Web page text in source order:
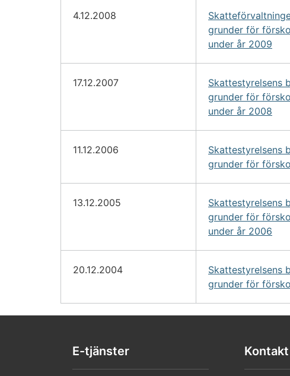
4.12.2008
grunder för
under år 2009
17.12.2007
Skattestyrelsens
grunder för
under år 2008
11.12.2006
Skattestyrelsens
grunder för
13.12.2005
Skattestyrelsens
grunder för
under år 2006
20.12.2004
Skattestyrelsens
grunder för
E-tjänster Kontakt